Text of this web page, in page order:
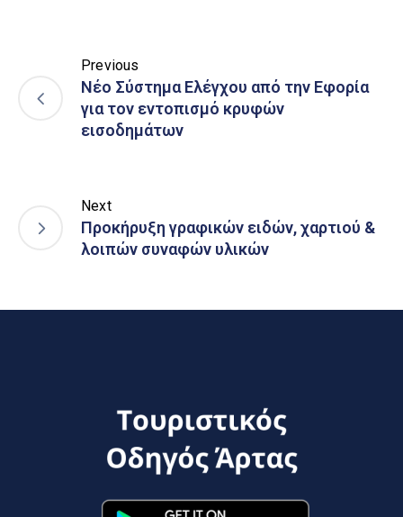
Previous
Νέο Σύστημα Ελέγχου από την Εφορία
για τον εντοπισμό κρυφών
εισοδημάτων
Next
Προκήρυξη γραφικών ειδών, χαρτιού &
λοιπών συναφών υλικών